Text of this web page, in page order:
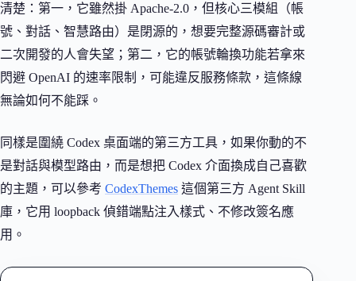
清楚：第一，它雖然掛 Apache-2.0，但核心三模組（帳
號、對話、智慧路由）是閉源的，想要完整源碼審計或
二次開發的人會失望；第二，它的帳號輪換功能若拿來
閃避 OpenAI 的速率限制，可能違反服務條款，這條線
無論如何不能踩。
同樣是圍繞 Codex 桌面端的第三方工具，如果你動的不
是對話與模型路由，而是想把 Codex 介面換成自己喜歡
的主題，可以參考 CodexThemes 這個第三方 Agent Skill
庫，它用 loopback 偵錯端點注入樣式、不修改簽名應
用。